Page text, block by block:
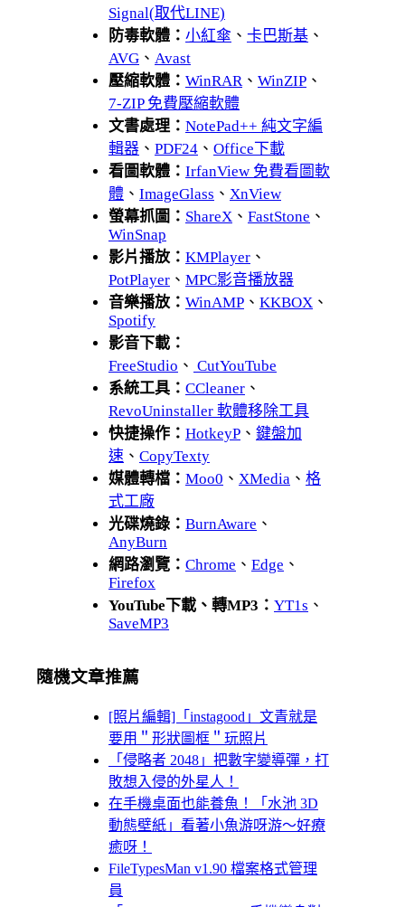
Signal(取代LINE)
防毒軟體： 小紅傘 、 卡巴斯基 、
AVG 、 Avast
壓縮軟體： WinRAR 、 WinZIP 、
7-ZIP 免費壓縮軟體
文書處理： NotePad++ 純文字編
輯器 、 PDF24 、 Office下載
看圖軟體： IrfanView 免費看圖軟
體 、 ImageGlass 、 XnView
螢幕抓圖： ShareX 、 FastStone 、
WinSnap
影片播放： KMPlayer 、
PotPlayer 、 MPC影音播放器
音樂播放： WinAMP 、 KKBOX 、
Spotify
影音下載：
FreeStudio 、 CutYouTube
系統工具： CCleaner 、
RevoUninstaller 軟體移除工具
快捷操作： HotkeyP 、 鍵盤加
速 、 CopyTexty
媒體轉檔： Moo0 、 XMedia 、 格
式工廠
光碟燒錄： BurnAware 、
AnyBurn
網路瀏覽： Chrome 、 Edge 、
Firefox
YouTube下載、轉MP3： YT1s 、
SaveMP3
隨機文章推薦
[照片編輯]「instagood」文青就是
要用＂形狀圖框＂玩照片
「侵略者 2048」把數字變導彈，打
敗想入侵的外星人！
在手機桌面也能養魚！「水池 3D
動態壁紙」看著小魚游呀游～好療
癒呀！
FileTypesMan v1.90 檔案格式管理
員